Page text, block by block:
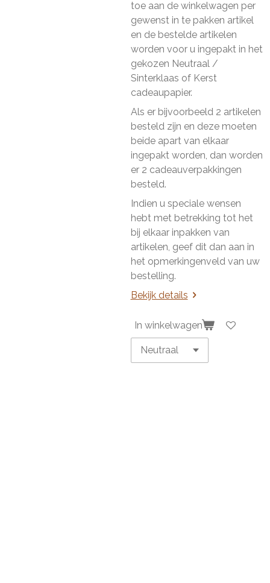
toe aan de winkelwagen per
gewenst in te pakken artikel
en de bestelde artikelen
worden voor u ingepakt in het
gekozen Neutraal /
Sinterklaas of Kerst
cadeaupapier.
Als er bijvoorbeeld 2 artikelen
besteld zijn en deze moeten
beide apart van elkaar
ingepakt worden, dan worden
er 2 cadeauverpakkingen
besteld.
Indien u speciale wensen
hebt met betrekking tot het
bij elkaar inpakken van
artikelen, geef dit dan aan in
het opmerkingenveld van uw
bestelling.
Bekijk details
In winkelwagen